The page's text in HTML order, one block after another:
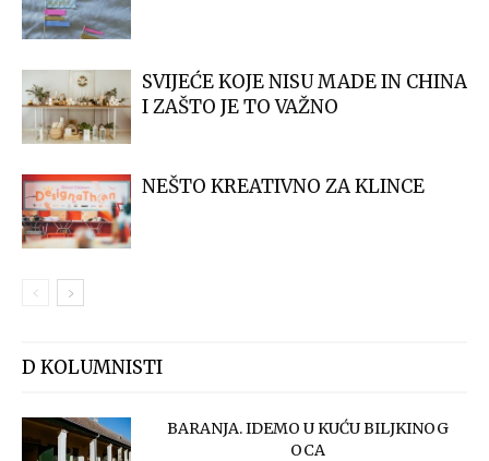
SVIJEĆE KOJE NISU MADE IN CHINA
I ZAŠTO JE TO VAŽNO
NEŠTO KREATIVNO ZA KLINCE
D KOLUMNISTI
BARANJA. IDEMO U KUĆU BILJKINOG
OCA